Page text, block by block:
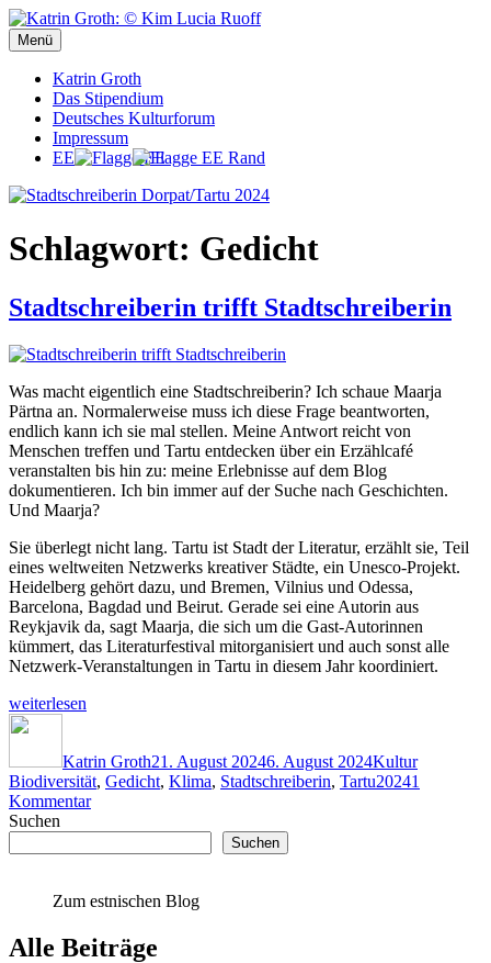
Zum
Inhalt
springen
Stadtschreiberin Dorpat/Tartu 2024
Stadtschreiberin Dorpat/Tartu 2024
Menü
Katrin Groth
Das Stipendium
Deutsches Kulturforum
Impressum
EE
Schlagwort: Gedicht
Stadtschreiberin trifft Stadtschreiberin
Was macht eigentlich eine Stadtschreiberin? Ich schaue Maarja
Pärtna an. Normalerweise muss ich diese Frage beantworten,
endlich kann ich sie mal stellen. Meine Antwort reicht von
Menschen treffen und Tartu entdecken über ein Erzählcafé
veranstalten bis hin zu: meine Erlebnisse auf dem Blog
dokumentieren. Ich bin immer auf der Suche nach Geschichten.
Und Maarja?
Sie überlegt nicht lang. Tartu ist Stadt der Literatur, erzählt sie, Teil
eines weltweiten Netzwerks kreativer Städte, ein Unesco-Projekt.
Heidelberg gehört dazu, und Bremen, Vilnius und Odessa,
Barcelona, Bagdad und Beirut. Gerade sei eine Autorin aus
Reykjavik da, sagt Maarja, die sich um die Gast-Autorinnen
kümmert, das Literaturfestival mitorganisiert und auch sonst alle
Netzwerk-Veranstaltungen in Tartu in diesem Jahr koordiniert.
„Stadtschreiberin
trifft
weiterlesen
Katrin Groth21. August 20246. August 2024Kultur
Biodiversität, Gedicht, Klima, Stadtschreiberin, Tartu20241
Kommentarzu
Stadtschreiberin
Suchen
Suchen
Zum estnischen Blog
Alle Beiträge